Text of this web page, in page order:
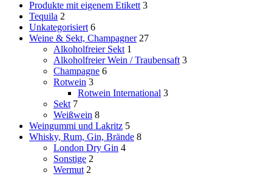
Produkte mit eigenem Etikett 3
Tequila 2
Unkategorisiert 6
Weine & Sekt, Champagner 27
Alkoholfreier Sekt 1
Alkoholfreier Wein / Traubensaft 3
Champagne 6
Rotwein 3
Rotwein International 3
Sekt 7
Weißwein 8
Weingummi und Lakritz 5
Whisky, Rum, Gin, Brände 8
London Dry Gin 4
Sonstige 2
Wermut 2